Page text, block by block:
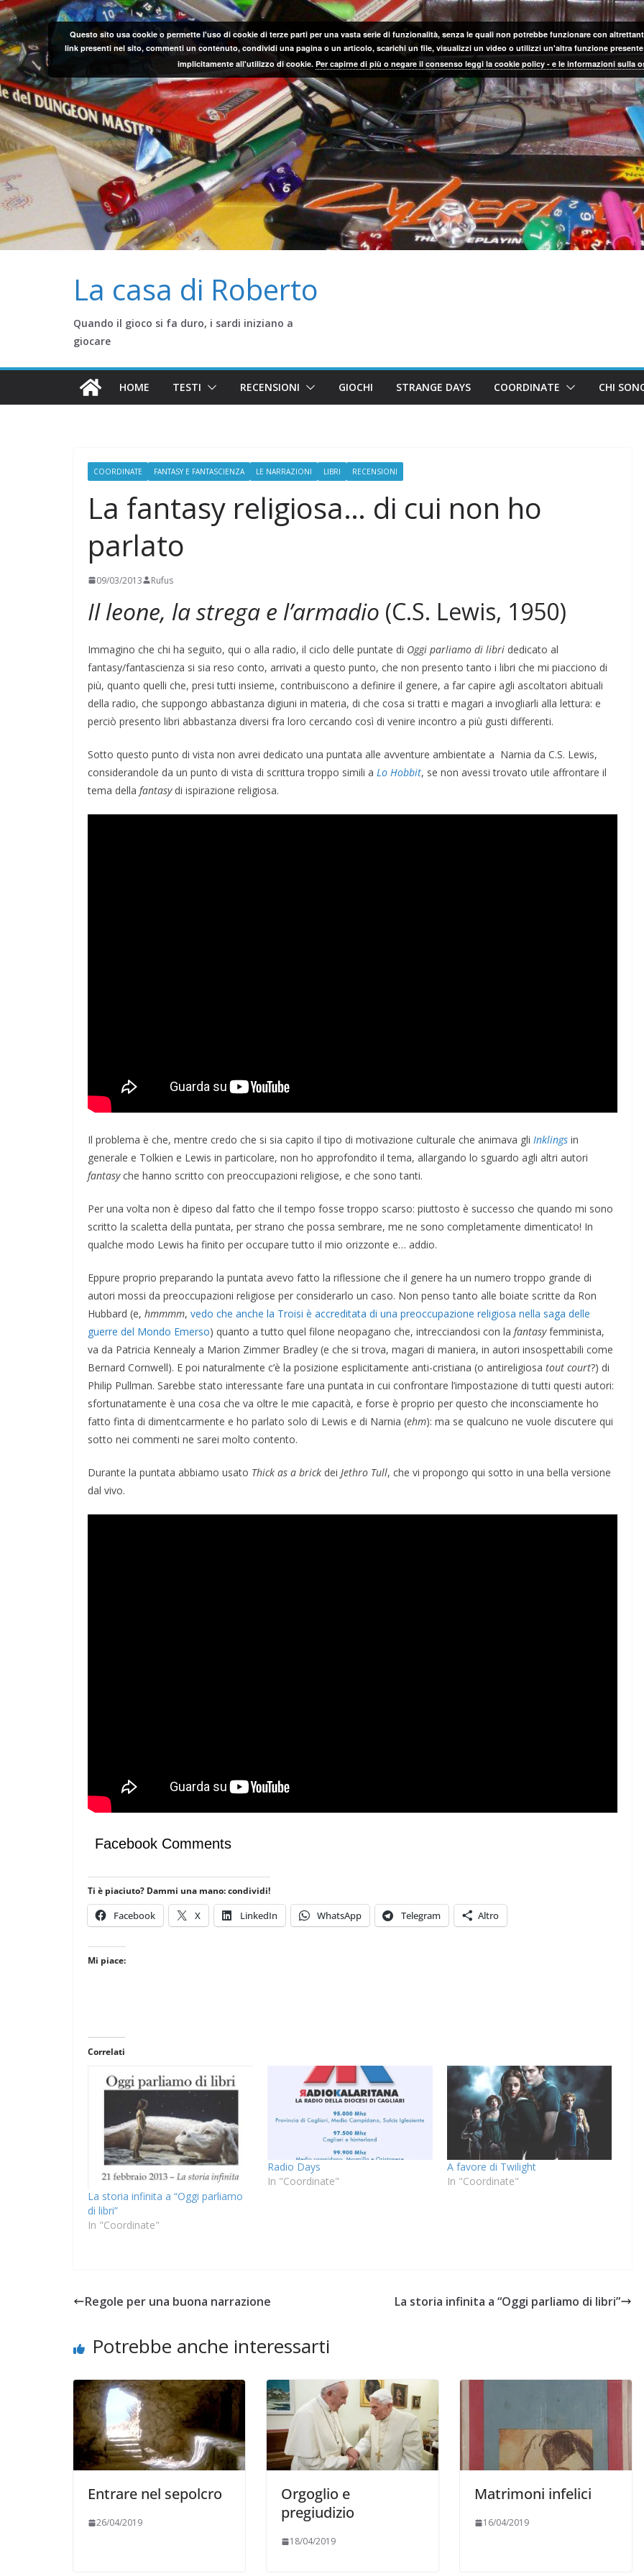
Salta
al
contenuto
La casa di Roberto
Quando il gioco si fa duro, i sardi iniziano a
giocare
HOME TESTI RECENSIONI GIOCHI STRANGE DAYS COORDINATE CHI
COORDINATE FANTASY E FANTASCIENZA LE NARRAZIONI LIBRI RECENSIONI
La fantasy religiosa… di cui non ho
parlato
09/03/2013 Rufus
Il leone, la strega e l’armadio (C.S. Lewis, 1950)
Immagino che chi ha seguito, qui o alla radio, il ciclo delle puntate di Oggi parliamo di libri dedicato al
fantasy/fantascienza si sia reso conto, arrivati a questo punto, che non presento tanto i libri che mi piacciono di
più, quanto quelli che, presi tutti insieme, contribuiscono a definire il genere, a far capire agli ascoltatori abituali
della radio, che suppongo abbastanza digiuni in materia, di che cosa si tratti e magari a invogliarli alla lettura: e
perciò presento libri abbastanza diversi fra loro cercando così di venire incontro a più gusti differenti.
Sotto questo punto di vista non avrei dedicato una puntata alle avventure ambientate a Narnia da C.S. Lewis,
considerandole da un punto di vista di scrittura troppo simili a Lo Hobbit, se non avessi trovato utile affrontare il
tema della fantasydi ispirazione religiosa.
Il problema è che, mentre credo che si sia capito il tipo di motivazione culturale che animava gli Inklings in
generale e Tolkien e Lewis in particolare, non ho approfondito il tema, allargando lo sguardo agli altri autori
fantasyche hanno scritto con preoccupazioni religiose, e che sono tanti.
Per una volta non è dipeso dal fatto che il tempo fosse troppo scarso: piuttosto è successo che quando mi sono
scritto la scaletta della puntata, per strano che possa sembrare, me ne sono completamente dimenticato! In
qualche modo Lewis ha finito per occupare tutto il mio orizzonte e… addio.
Eppure proprio preparando la puntata avevo fatto la riflessione che il genere ha un numero troppo grande di
autori mossi da preoccupazioni religiose per considerarlo un caso. Non penso tanto alle boiate scritte da Ron
Hubbard (e, hmmmm, vedo che anche la Troisi è accreditata di una preoccupazione religiosa nella saga delle
guerre del Mondo Emerso) quanto a tutto quel filone neopagano che, intrecciandosi con la fantasyfemminista,
va da Patricia Kennealy a Marion Zimmer Bradley (e che si trova, magari di maniera, in autori insospettabili come
Bernard Cornwell). E poi naturalmente c’è la posizione esplicitamente anti-cristiana (o antireligiosa tout court?) di
Philip Pullman. Sarebbe stato interessante fare una puntata in cui confrontare l’impostazione di tutti questi autori:
sfortunatamente è una cosa che va oltre le mie capacità, e forse è proprio per questo che inconsciamente ho
fatto finta di dimentcarmente e ho parlato solo di Lewis e di Narnia (ehm): ma se qualcuno ne vuole discutere qui
sotto nei commenti ne sarei molto contento.
Durante la puntata abbiamo usato Thick as a brick dei Jethro Tull, che vi propongo qui sotto in una bella versione
dal vivo.
Facebook Comments
Ti è piaciuto? Dammi una mano: condividi!
Facebook X LinkedIn WhatsApp Telegram Altro
Mi piace:
Correlati
La storia infinita a “Oggi parliamo
di libri”
In "Coordinate"
Radio Days
In "Coordinate"
A favore di Twilight
In "Coordinate"
Regole per una buona narrazione La storia infinita a “Oggi parliamo di libri”
Potrebbe anche interessarti
Entrare nel sepolcro
26/04/2019
Orgoglio e
pregiudizio
18/04/2019
Matrimoni infelici
16/04/2019
04/02/2026 Rufus
Indiani e pionieri
28/01/2026 Rufus
Questo sito usa cookie o permette l'uso di cookie di terze parti per una vasta serie di funzionalità, senza le quali non potrebbe funzionare con
link presenti nel sito, commenti un contenuto, condividi una pagina o un articolo, scarichi un file, visualizzi un video o utilizzi un'altra funzione
implicitamente all'utilizzo di cookie. Per capirne di più o negare il consenso leggi la cookie policy - e le informazioni sulla